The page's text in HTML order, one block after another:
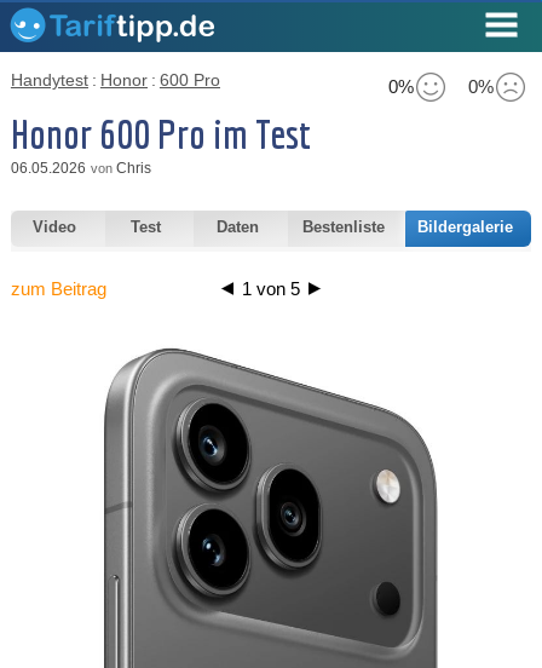
0% 0%
Handytest : Honor : 600 Pro
Honor 600 Pro im Test
06.05.2026 von Chris
Video Test Daten Bestenliste Bildergalerie
zum Beitrag 1 von5